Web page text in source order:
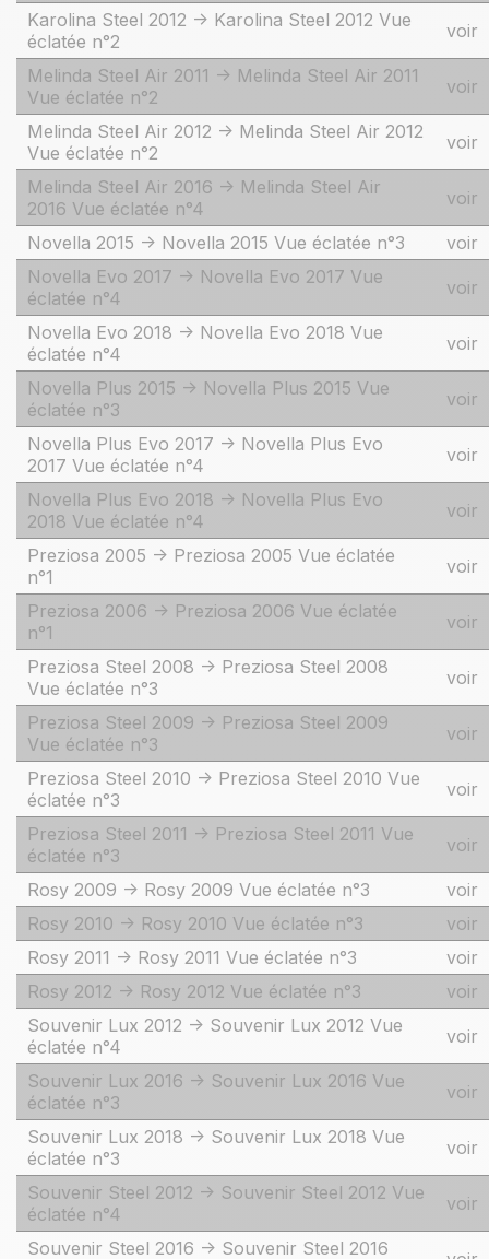
Karolina Steel 2012 -> Karolina Steel 2012 Vue
éclatée n°2
voir
Melinda Steel Air 2011 -> Melinda Steel Air 2011
Vue éclatée n°2
voir
Melinda Steel Air 2012 -> Melinda Steel Air 2012
Vue éclatée n°2
voir
Melinda Steel Air 2016 -> Melinda Steel Air
2016 Vue éclatée n°4
voir
Novella 2015 -> Novella 2015 Vue éclatée n°3
voir
Novella Evo 2017 -> Novella Evo 2017 Vue
éclatée n°4
voir
Novella Evo 2018 -> Novella Evo 2018 Vue
éclatée n°4
voir
Novella Plus 2015 -> Novella Plus 2015 Vue
éclatée n°3
voir
Novella Plus Evo 2017 -> Novella Plus Evo
2017 Vue éclatée n°4
voir
Novella Plus Evo 2018 -> Novella Plus Evo
2018 Vue éclatée n°4
voir
Preziosa 2005 -> Preziosa 2005 Vue éclatée
n°1
voir
Preziosa 2006 -> Preziosa 2006 Vue éclatée
n°1
voir
Preziosa Steel 2008 -> Preziosa Steel 2008
Vue éclatée n°3
voir
Preziosa Steel 2009 -> Preziosa Steel 2009
Vue éclatée n°3
voir
Preziosa Steel 2010 -> Preziosa Steel 2010 Vue
éclatée n°3
voir
Preziosa Steel 2011 -> Preziosa Steel 2011 Vue
éclatée n°3
voir
Rosy 2009 -> Rosy 2009 Vue éclatée n°3
voir
Rosy 2010 -> Rosy 2010 Vue éclatée n°3
voir
Rosy 2011 -> Rosy 2011 Vue éclatée n°3
voir
Rosy 2012 -> Rosy 2012 Vue éclatée n°3
voir
Souvenir Lux 2012 -> Souvenir Lux 2012 Vue
éclatée n°4
voir
Souvenir Lux 2016 -> Souvenir Lux 2016 Vue
éclatée n°3
voir
Souvenir Lux 2018 -> Souvenir Lux 2018 Vue
éclatée n°3
voir
Souvenir Steel 2012 -> Souvenir Steel 2012 Vue
éclatée n°4
voir
Souvenir Steel 2016 -> Souvenir Steel 2016